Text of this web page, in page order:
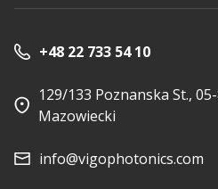
+48 22 733 54 10
129/133 Poznanska St.,
Mazowiecki
info@vigophotonics.com